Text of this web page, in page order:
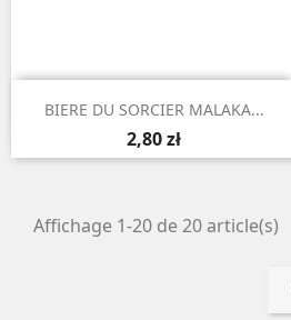
 Aperçu rapide
BIERE DU SORCIER MALAKA...
2,80 zł
Affichage 1-20 de 20 article(s)